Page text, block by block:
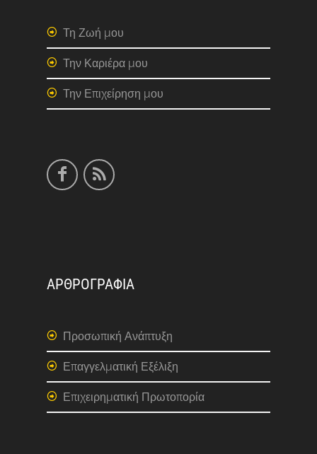
Τη Ζωή μου
Την Καριέρα μου
Την Επιχείρηση μου
ΑΡΘΡΟΓΡΑΦΙΑ
Προσωπική Ανάπτυξη
Επαγγελματική Εξέλιξη
Επιχειρηματική Πρωτοπορία